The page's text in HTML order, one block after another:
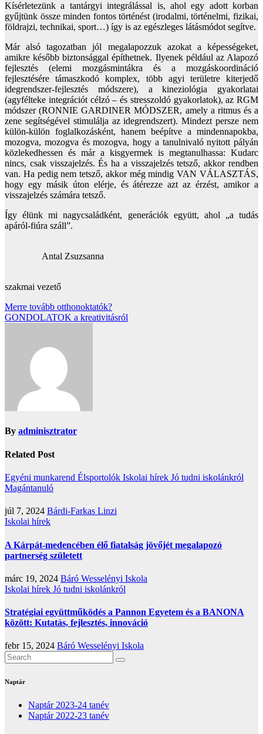
Kísérletezünk a tantárgyi integrálással is, ahol egy adott korban
gyűjtünk össze minden fontos történést (irodalmi, történelmi, fizikai,
földrajzi, technikai, sport…) így is az egészleges látásmódot segítve.
Már alsó tagozatban jól megalapozzuk azokat a képességeket,
amikre később biztonsággal építhetnek. Ilyenek például az Alapozó
fejlesztés (elemi mozgásmintákra és a mozgáskoordináció
fejlesztésére támaszkodó komplex, több agyi területre kiterjedő
idegrendszer-fejlesztés módszere), a kineziológia gyakorlatai
(agyfélteke integrációt célzó – és stresszoldó gyakorlatok), az RGM
módszer (RONNIE GARDINER MÓDSZER, amely a ritmus és a
zene segítségével stimulálja az idegrendszert). Mindezt persze nem
külön-külön foglalkozásként, hanem beépítve a mindennapokba,
mozogva, mozogva és mozogva, hogy a tanulnivaló nyitott pályán
közlekedhessen és már a kisgyermek is megtanulhassa: Kudarc
nincs, csak visszajelzés. És ha a visszajelzés tetsző, akkor rendben
van. Ha pedig nem tetsző, akkor még mindig VAN VÁLASZTÁS,
hogy egy másik úton elérje, és átérezze azt az érzést, amikor a
visszajelzés számára tetsző.
Így élünk mi nagycsaládként, generációk együtt, ahol „a tudás
apáról-fiúra száll”.
Antal Zsuzsanna
szakmai vezető
Bejegyzés
navigáció
Merre tovább otthonoktatók?
GONDOLATOK a kreativitásról
By adminisztrator
Related Post
Egyéni munkarend Élsportolók Iskolai hírek Jó tudni iskolánkról
Magántanuló
júl 7, 2024 Bárdi-Farkas Linzi
Iskolai hírek
A Kárpát-medencében élő fiatalság jövőjét megalapozó
partnerség született
márc 19, 2024 Báró Wesselényi Iskola
Iskolai hírek Jó tudni iskolánkról
Stratégiai együttműködés a Pannon Egyetem és a BANONA
között: Kutatás, fejlesztés, innováció
febr 15, 2024 Báró Wesselényi Iskola
Naptár
Naptár 2023-24 tanév
Naptár 2022-23 tanév